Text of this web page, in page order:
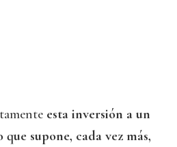
esta inversión a un
supone, cada vez más,